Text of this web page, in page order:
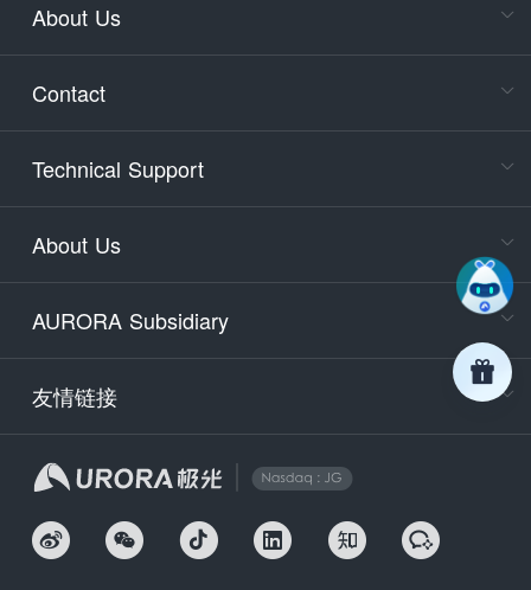
About Us
Contact
Technical Support
About Us
AURORA Subsidiary
友情链接
days)
9:30-
Email